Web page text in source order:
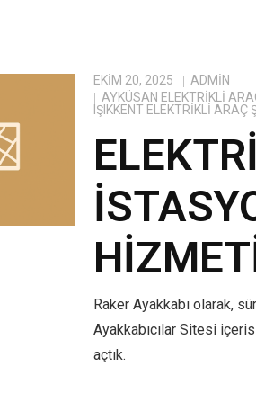
EKIM 20, 2025
ADMIN
AYKÜSAN ELEKTRIKLI
IŞIKKENT ELEKTRIKLI ARAÇ
Raker Ayakkabı olarak,
Ayakkabıcılar Sitesi
açtık.